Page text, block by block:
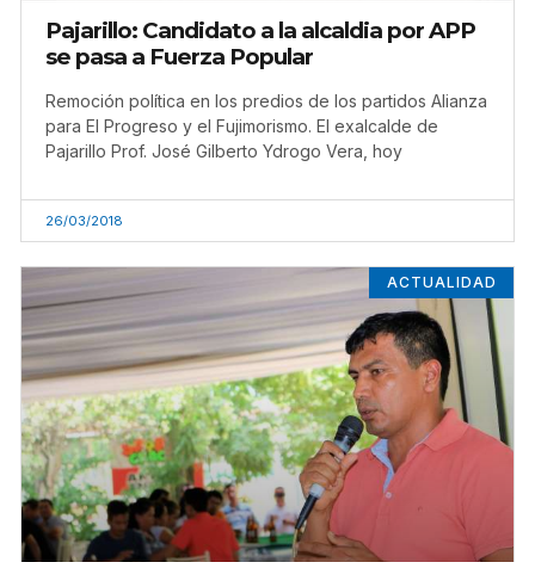
Pajarillo: Candidato a la alcaldia por APP
se pasa a Fuerza Popular
Remoción política en los predios de los partidos Alianza
para El Progreso y el Fujimorismo. El exalcalde de
Pajarillo Prof. José Gilberto Ydrogo Vera, hoy
26/03/2018
ACTUALIDAD